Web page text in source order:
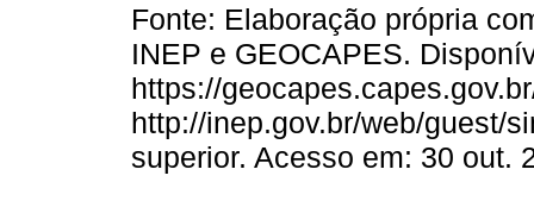
Fonte: Elaboração própria
INEP e GEOCAPES.
https://
http://inep.gov.br/web/guest/
superior. Acesso em: 30 out.